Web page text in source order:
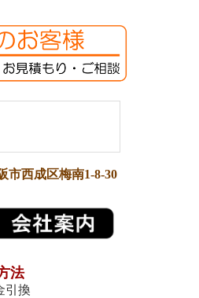
市西成区梅南1-8-30
法
引換